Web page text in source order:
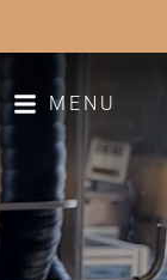
MENU